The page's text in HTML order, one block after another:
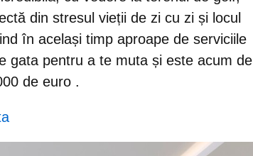
din stresul vieții de zi cu zi și locul
în același timp aproape de serviciile
gata pentru a te muta și este acum de
de euro .